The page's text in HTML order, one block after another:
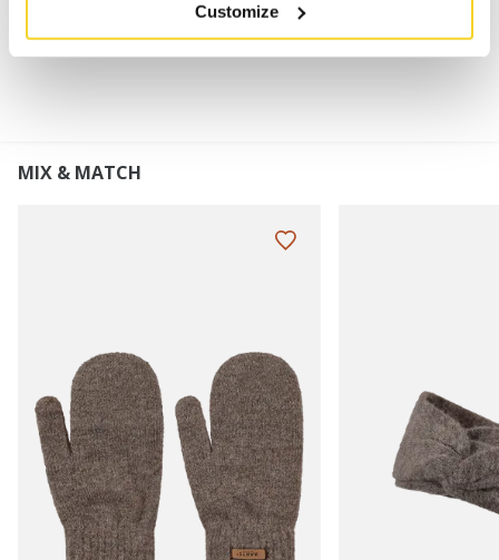
Customize
MATERIALIEN UND DETAILS
MIX & MATCH